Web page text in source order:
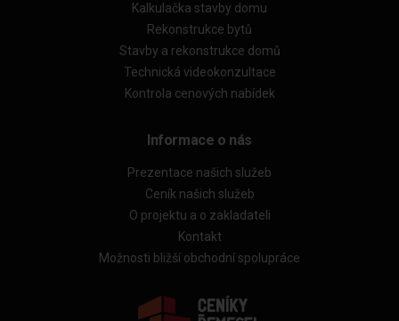
Kalkulačka stavby domu
Rekonstrukce bytů
Stavby a rekonstrukce domů
Technická videokonzultace
Kontrola cenových nabídek
Informace o nás
Prezentace našich služeb
Ceník našich služeb
O projektu a o zakladateli
Kontakt
Možnosti bližší obchodní spolupráce